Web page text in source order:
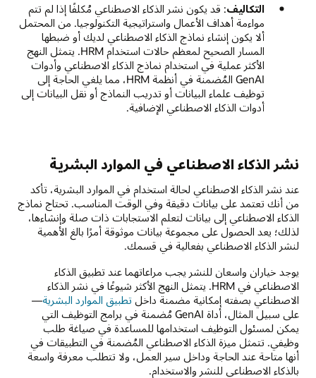
التكاليف: قد يكون نشر الذكاء الاصطناعي مُكلفًا إذا لم تتم
مواءمة أهداف الأعمال واستراتيجية التكنولوجيا. من المحتمل
ألا يكون إنشاء نماذج الذكاء الاصطناعي لديك أو ضبطها
المسار الصحيح لمعظم حالات استخدام HRM. يتمثل النهج
الأكثر عملية في استخدام نماذج الذكاء الاصطناعي وأدوات
GenAI المُضمنة في أنظمة HRM، مما يلغي الحاجة إلى
توظيف علماء البيانات أو تدريب النماذج أو نقل البيانات إلى
أدوات الذكاء الاصطناعي الإضافية.
نشر الذكاء الاصطناعي في الموارد البشرية
عند نشر الذكاء الاصطناعي لحالة استخدام في الموارد البشرية، تأكد
من أنك تعتمد على بيانات دقيقة وفي الوقت المناسب. تحتاج نماذج
الذكاء الاصطناعي إلى بيانات لتعلم الاستجابات ذات صلة وإنشاءها،
لذلك؛ يعد الحصول على مجموعة بيانات موثوقة أمرًا بالغ الأهمية
لنشر الذكاء الاصطناعي بفعالية في قسمك.
يوجد خياران واسعان للنشر يجب مراعاتهما عند تطبيق الذكاء
الاصطناعي في HRM. يتمثل النهج الأكثر شيوعًا في نشر الذكاء
الاصطناعي بصفته إمكانية مضمنة داخل تطبيق الموارد البشرية—
على سبيل المثال، أداة GenAI مُضمنة في برامج التوظيف التي
يمكن لمسئول التوظيف استخدامها للمساعدة في صياغة طلب
وظيفي. تتمثل ميزة الذكاء الاصطناعي المُضمنة في التطبيقات في
أنها متاحة عند الحاجة وداخل سير العمل، ولا تتطلب معرفة واسعة
بالذكاء الاصطناعي للنشر والاستخدام.